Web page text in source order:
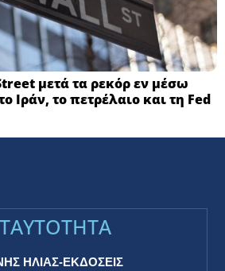
μετά τα ρεκόρ εν μέσω
Ιράν, το πετρέλαιο και τη Fed
TAYTOTHTA
ΗΛΙΑΣ-ΕΚΔΟΣΕΙΣ